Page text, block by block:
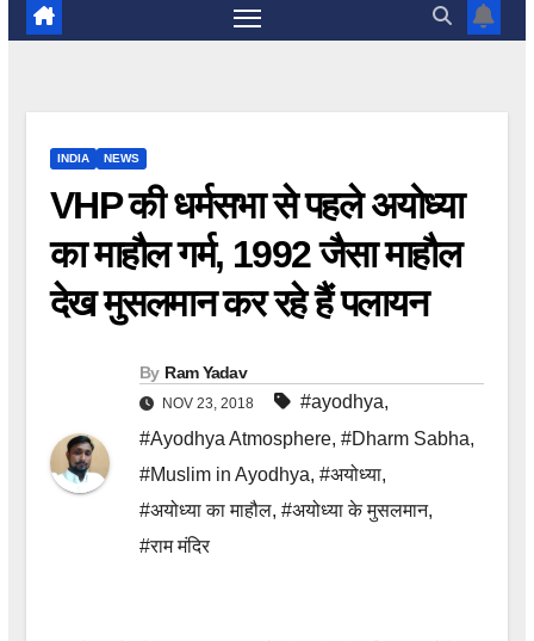
INDIA NEWS
VHP की धर्मसभा से पहले अयोध्या
का माहौल गर्म, 1992 जैसा माहौल
देख मुसलमान कर रहे हैं पलायन
By Ram Yadav
NOV 23, 2018 #ayodhya,
#Ayodhya Atmosphere, #Dharm Sabha,
#Muslim in Ayodhya, #अयोध्या,
#अयोध्या का माहौल, #अयोध्या के मुसलमान,
#राम मंदिर